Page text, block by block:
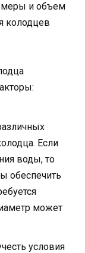
и объем
колодцев
Если
воды, то
обеспечить
может
условия